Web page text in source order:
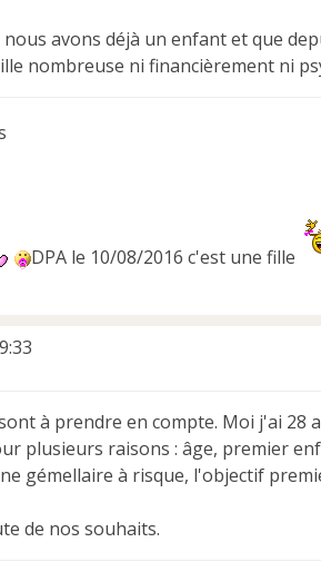
avons déjà un enfant et que
nombreuse ni financièrement ni
DPA le 10/08/2016 c'est une fille
à prendre en compte. Moi j'ai 28
plusieurs raisons : âge, premier
gémellaire à risque, l'objectif
de nos souhaits.